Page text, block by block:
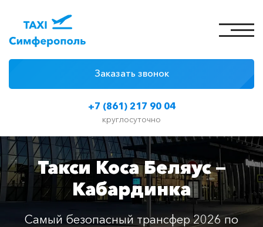
+7 (861) 217 90 04
круглосуточно
Заказать звонок
Цены на такси
Классы автомобилей
Отзывы
Контакты
Такси Коса Беляус —
Кабардинка
Самый безопасный трансфер 2026 по